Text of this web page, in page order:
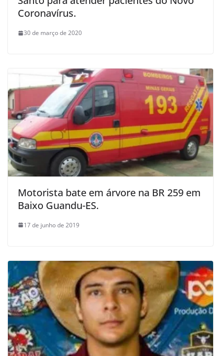
Coronavírus.
30 de março de 2020
Motorista bate em árvore na BR 259 em
Baixo Guandu-ES.
17 de junho de 2019